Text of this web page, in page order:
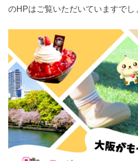
のHPはご覧いただいていますでし